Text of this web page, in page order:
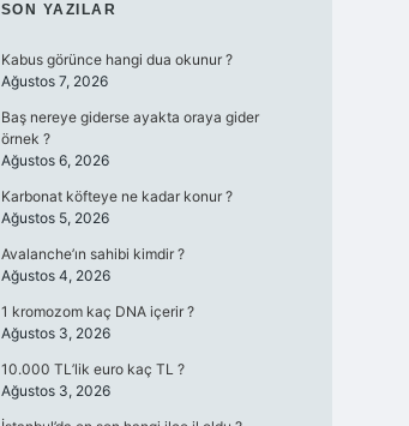
SIDEBAR
SON YAZILAR
Kabus görünce hangi dua okunur ?
Ağustos 7, 2026
Baş nereye giderse ayakta oraya gider
örnek ?
Ağustos 6, 2026
Karbonat köfteye ne kadar konur ?
Ağustos 5, 2026
Avalanche’ın sahibi kimdir ?
Ağustos 4, 2026
1 kromozom kaç DNA içerir ?
Ağustos 3, 2026
10.000 TL’lik euro kaç TL ?
Ağustos 3, 2026